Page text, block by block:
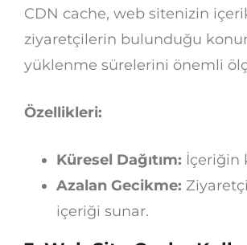
CDN cache, web sitenizin
ziyaretçilerin bulunduğu
yüklenme sürelerini önemli
Özellikleri:
Küresel Dağıtım: İçeriğin
Azalan Gecikme:
içeriği sunar.